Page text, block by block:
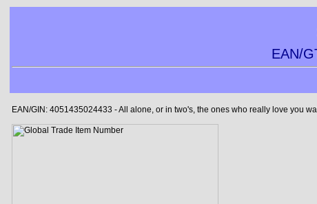
EAN/
EAN/GIN: 4051435024433 - All alone, or in two's, the ones who really love you